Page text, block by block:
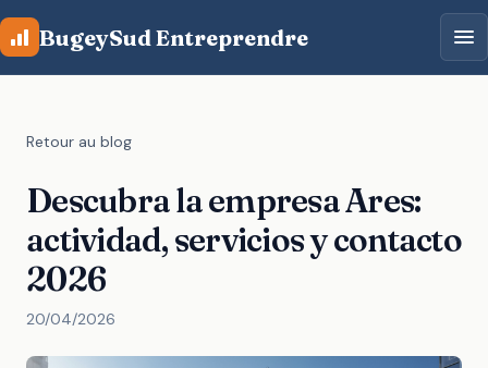
Aller au contenu principal
BugeySud Entreprendre
Retour au blog
Descubra la empresa Ares:
actividad, servicios y contacto
2026
20/04/2026